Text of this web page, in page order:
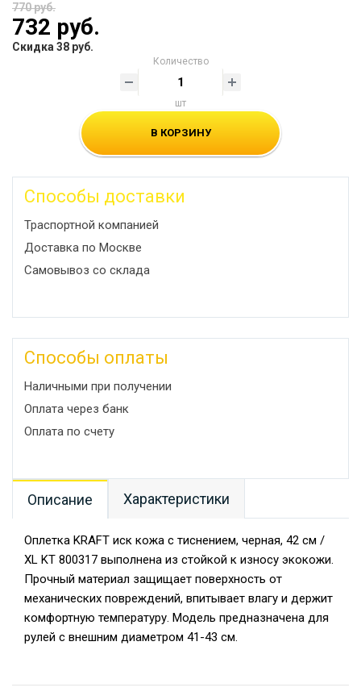
770 руб.
732 руб.
Скидка 38 руб.
Количество
шт
В КОРЗИНУ
Способы доставки
Траспортной компанией
Доставка по Москве
Самовывоз со склада
Способы оплаты
Наличными при получении
Оплата через банк
Оплата по счету
Описание Характеристики
Оплетка KRAFT иск кожа с тиснением, черная, 42 см /
XL KT 800317 выполнена из стойкой к износу экокожи.
Прочный материал защищает поверхность от
механических повреждений, впитывает влагу и держит
комфортную температуру. Модель предназначена для
рулей с внешним диаметром 41-43 см.